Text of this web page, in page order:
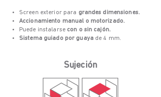
Screen exterior para grandes dimensiones.
Accionamiento manual o motorizado.
Puede instalarse con o sin cajón.
​Sistema guiado por guayade 4 mm.
Sujeción